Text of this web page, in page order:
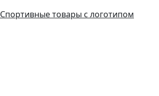
Спортивные товары с логотипом